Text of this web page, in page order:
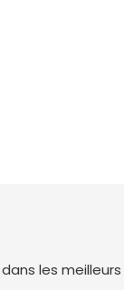
les meilleurs